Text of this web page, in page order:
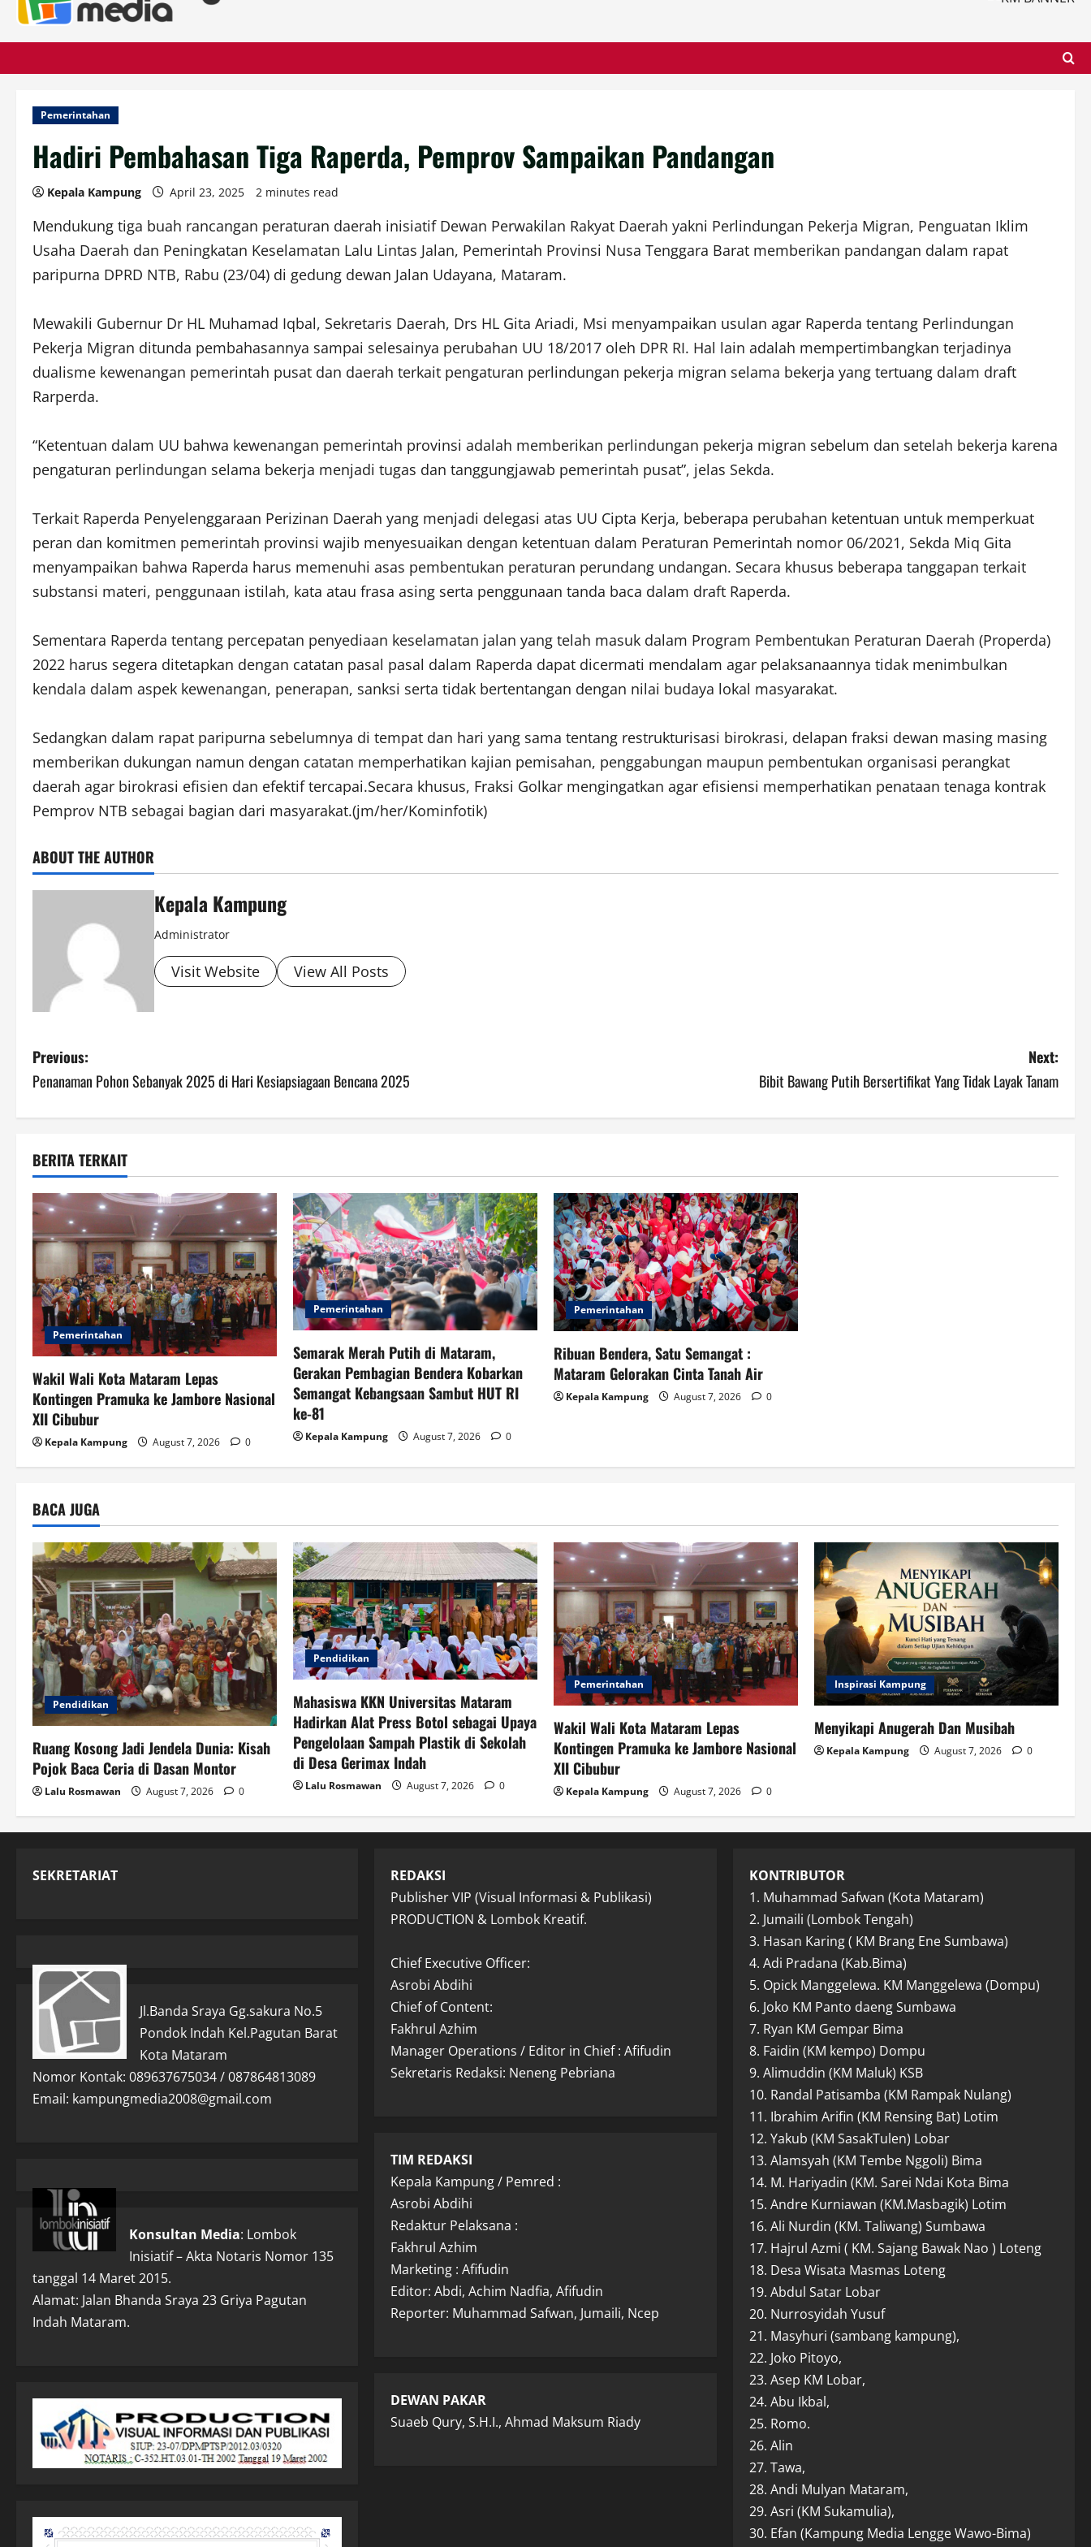
Pemerintahan
Hadiri Pembahasan Tiga Raperda, Pemprov Sampaikan Pandangan
Kepala Kampung April 23, 2025 2 minutes read
Mendukung tiga buah rancangan peraturan daerah inisiatif Dewan Perwakilan Rakyat Daerah yakni Perlindungan Pekerja Migran, Penguatan Iklim
Usaha Daerah dan Peningkatan Keselamatan Lalu Lintas Jalan, Pemerintah Provinsi Nusa Tenggara Barat memberikan pandangan dalam rapat
paripurna DPRD NTB, Rabu (23/04) di gedung dewan Jalan Udayana, Mataram.
Mewakili Gubernur Dr HL Muhamad Iqbal, Sekretaris Daerah, Drs HL Gita Ariadi, Msi menyampaikan usulan agar Raperda tentang Perlindungan
Pekerja Migran ditunda pembahasannya sampai selesainya perubahan UU 18/2017 oleh DPR RI. Hal lain adalah mempertimbangkan terjadinya
dualisme kewenangan pemerintah pusat dan daerah terkait pengaturan perlindungan pekerja migran selama bekerja yang tertuang dalam draft
Rarperda.
“Ketentuan dalam UU bahwa kewenangan pemerintah provinsi adalah memberikan perlindungan pekerja migran sebelum dan setelah bekerja karena
pengaturan perlindungan selama bekerja menjadi tugas dan tanggungjawab pemerintah pusat”, jelas Sekda.
Terkait Raperda Penyelenggaraan Perizinan Daerah yang menjadi delegasi atas UU Cipta Kerja, beberapa perubahan ketentuan untuk memperkuat
peran dan komitmen pemerintah provinsi wajib menyesuaikan dengan ketentuan dalam Peraturan Pemerintah nomor 06/2021, Sekda Miq Gita
menyampaikan bahwa Raperda harus memenuhi asas pembentukan peraturan perundang undangan. Secara khusus beberapa tanggapan terkait
substansi materi, penggunaan istilah, kata atau frasa asing serta penggunaan tanda baca dalam draft Raperda.
Sementara Raperda tentang percepatan penyediaan keselamatan jalan yang telah masuk dalam Program Pembentukan Peraturan Daerah (Properda)
2022 harus segera ditetapkan dengan catatan pasal pasal dalam Raperda dapat dicermati mendalam agar pelaksanaannya tidak menimbulkan
kendala dalam aspek kewenangan, penerapan, sanksi serta tidak bertentangan dengan nilai budaya lokal masyarakat.
Sedangkan dalam rapat paripurna sebelumnya di tempat dan hari yang sama tentang restrukturisasi birokrasi, delapan fraksi dewan masing masing
memberikan dukungan namun dengan catatan memperhatikan kajian pemisahan, penggabungan maupun pembentukan organisasi perangkat
daerah agar birokrasi efisien dan efektif tercapai.Secara khusus, Fraksi Golkar mengingatkan agar efisiensi memperhatikan penataan tenaga kontrak
Pemprov NTB sebagai bagian dari masyarakat.(jm/her/Kominfotik)
ABOUT THE AUTHOR
Kepala Kampung
Administrator
Visit Website View All Posts
P
o
s
t
n
a
v
i
g
a
t
i
o
n
Previous:
Penanaman Pohon Sebanyak 2025 di Hari Kesiapsiagaan Bencana 2025
Next:
Bibit Bawang Putih Bersertifikat Yang Tidak Layak Tanam
BERITA TERKAIT
Pemerintahan
Wakil Wali Kota Mataram Lepas
Kontingen Pramuka ke Jambore Nasional
XII Cibubur
Kepala Kampung August 7, 2026 0
Pemerintahan
Semarak Merah Putih di Mataram,
Gerakan Pembagian Bendera Kobarkan
Semangat Kebangsaan Sambut HUT RI
ke-81
Kepala Kampung August 7, 2026 0
Pemerintahan
Ribuan Bendera, Satu Semangat :
Mataram Gelorakan Cinta Tanah Air
Kepala Kampung August 7, 2026 0
BACA JUGA
Pendidikan
Ruang Kosong Jadi Jendela Dunia: Kisah
Pojok Baca Ceria di Dasan Montor
Lalu Rosmawan August 7, 2026 0
Pendidikan
Mahasiswa KKN Universitas Mataram
Hadirkan Alat Press Botol sebagai Upaya
Pengelolaan Sampah Plastik di Sekolah
di Desa Gerimax Indah
Lalu Rosmawan August 7, 2026 0
Pemerintahan
Wakil Wali Kota Mataram Lepas
Kontingen Pramuka ke Jambore Nasional
XII Cibubur
Kepala Kampung August 7, 2026 0
Inspirasi Kampung
Menyikapi Anugerah Dan Musibah
Kepala Kampung August 7, 2026 0
SEKRETARIAT
Jl.Banda Sraya Gg.sakura No.5
Pondok Indah Kel.Pagutan Barat
Kota Mataram
Nomor Kontak: 089637675034 / 087864813089
Email: kampungmedia2008@gmail.com
Konsultan Media: Lombok
Inisiatif – Akta Notaris Nomor 135
tanggal 14 Maret 2015.
Alamat: Jalan Bhanda Sraya 23 Griya Pagutan
Indah Mataram.
REDAKSI
Publisher VIP (Visual Informasi & Publikasi)
PRODUCTION & Lombok Kreatif.
Chief Executive Officer:
Asrobi Abdihi
Chief of Content:
Fakhrul Azhim
Manager Operations / Editor in Chief : Afifudin
Sekretaris Redaksi: Neneng Pebriana
TIM REDAKSI
Kepala Kampung / Pemred :
Asrobi Abdihi
Redaktur Pelaksana :
Fakhrul Azhim
Marketing : Afifudin
Editor: Abdi, Achim Nadfia, Afifudin
Reporter: Muhammad Safwan, Jumaili, Ncep
DEWAN PAKAR
Suaeb Qury, S.H.I., Ahmad Maksum Riady
KONTRIBUTOR
1. Muhammad Safwan (Kota Mataram)
2. Jumaili (Lombok Tengah)
3. Hasan Karing ( KM Brang Ene Sumbawa)
4. Adi Pradana (Kab.Bima)
5. Opick Manggelewa. KM Manggelewa (Dompu)
6. Joko KM Panto daeng Sumbawa
7. Ryan KM Gempar Bima
8. Faidin (KM kempo) Dompu
9. Alimuddin (KM Maluk) KSB
10. Randal Patisamba (KM Rampak Nulang)
11. Ibrahim Arifin (KM Rensing Bat) Lotim
12. Yakub (KM SasakTulen) Lobar
13. Alamsyah (KM Tembe Nggoli) Bima
14. M. Hariyadin (KM. Sarei Ndai Kota Bima
15. Andre Kurniawan (KM.Masbagik) Lotim
16. Ali Nurdin (KM. Taliwang) Sumbawa
17. Hajrul Azmi ( KM. Sajang Bawak Nao ) Loteng
18. Desa Wisata Masmas Loteng
19. Abdul Satar Lobar
20. Nurrosyidah Yusuf
21. Masyhuri (sambang kampung),
22. Joko Pitoyo,
23. Asep KM Lobar,
24. Abu Ikbal,
25. Romo.
26. Alin
27. Tawa,
28. Andi Mulyan Mataram,
29. Asri (KM Sukamulia),
30. Efan (Kampung Media Lengge Wawo-Bima)